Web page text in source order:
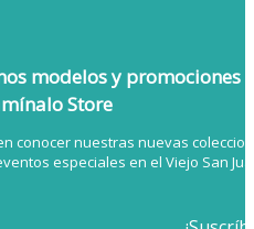
modelosy promociones
Store
conocer nuestras nuevas
especiales en el Viejo San